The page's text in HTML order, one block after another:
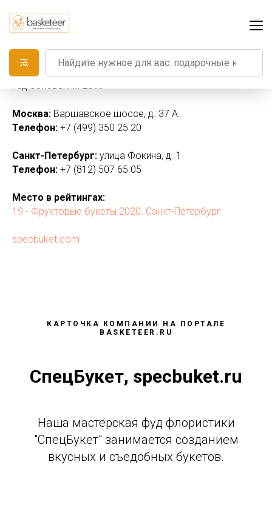
СпецБукет
Год основания:2019
Москва: Варшавское шоссе, д. 37 А.
Телефон: +7 (499) 350 25 20
Санкт-Петербург: улица Фокина, д. 1
Телефон: +7 (812) 507 65 05
Место в рейтингах:
19 - Фруктовые букеты 2020. Санкт-Петербург
specbuket.com
КАРТОЧКА КОМПАНИИ НА ПОРТАЛЕ
BASKETEER.RU
СпецБукет, specbuket.ru
Наша мастерская фуд флористики
"СпецБукет" занимается созданием
вкусных и съедобных букетов.